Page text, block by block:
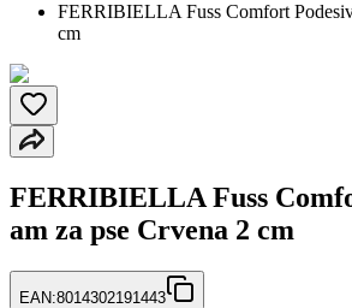
FERRIBIELLA Fuss Comfort
cm
FERRIBIELLA Fuss
am za pse Crvena 2 cm
EAN:8014302191443